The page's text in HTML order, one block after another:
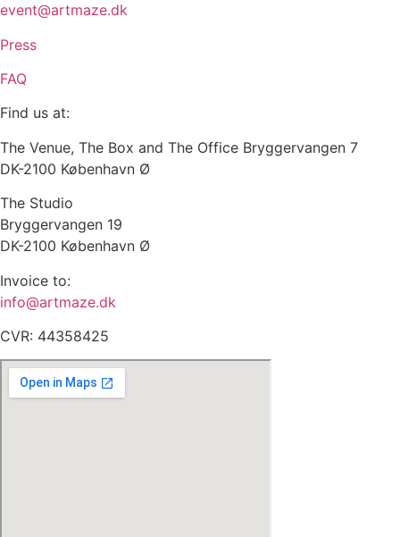
event@artmaze.dk
Press
FAQ
Find us at:
The Venue, The Box and The Office Bryggervangen 7
DK-2100 København Ø
The Studio
Bryggervangen 19
DK-2100 København Ø
Invoice to:
info@artmaze.dk
CVR: 44358425